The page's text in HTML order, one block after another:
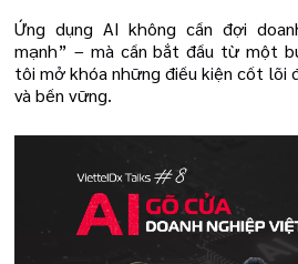
Ứng dụng AI không cần đợi
mạnh” – mà cần bắt đầu từ một
tôi mở khóa những điều kiện cốt lõi
và bền vững.